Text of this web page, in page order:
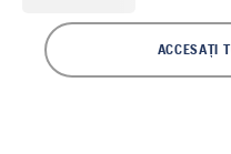
ACCESAȚI